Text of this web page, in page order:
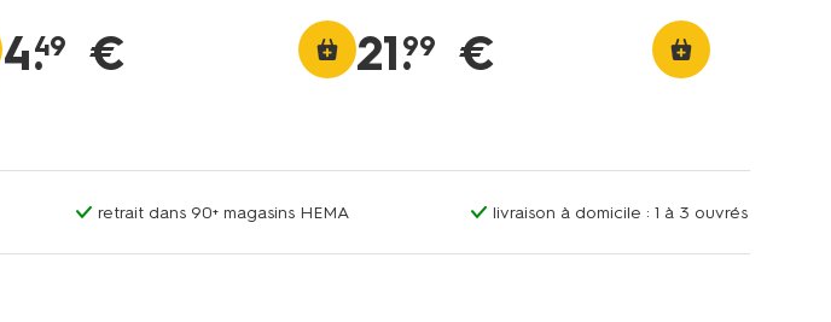
4.
49 € 21.
99 €
retrait dans 90+ magasins HEMA livraison à domicile : 1 à 3 ouvrés